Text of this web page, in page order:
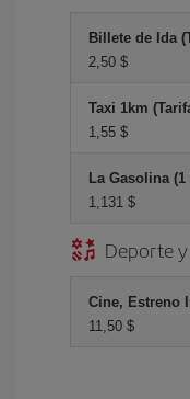
Billete de Ida
2,50 $
Taxi 1km
1,55 $
La Gasolina
1,131 $
Deporte
Cine, Estreno
11,50 $